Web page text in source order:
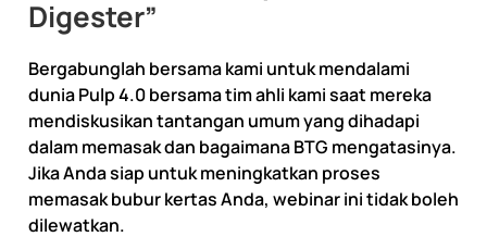
Digester”
Bergabunglah bersama kami untuk mendalami
dunia Pulp 4.0 bersama tim ahli kami saat mereka
mendiskusikan tantangan umum yang dihadapi
dalam memasak dan bagaimana BTG mengatasinya.
Jika Anda siap untuk meningkatkan proses
memasak bubur kertas Anda, webinar ini tidak boleh
dilewatkan.